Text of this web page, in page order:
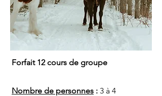
Forfait 12 cours de groupe
Nombre de personnes : 3 à 4